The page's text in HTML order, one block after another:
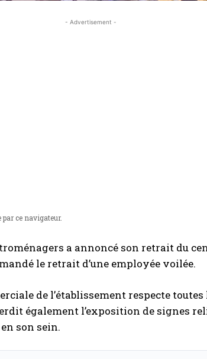
- Advertisement -
ce navigateur.
a annoncé son retrait du
le retrait d’une employée voilée.
de l’établissement respecte
également l’exposition de signes
son sein.